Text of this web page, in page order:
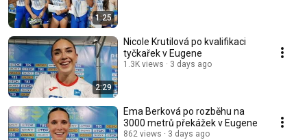
1:25
2:29
Nicole Krutilová po kvalifikaci
tyčkařek v Eugene
1.3K views 3 days ago
Ema Berková po rozběhu na
3000 metrů překážek v Eugene
862 views 3 days ago